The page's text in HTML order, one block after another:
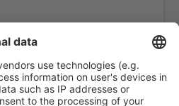
(GLO)